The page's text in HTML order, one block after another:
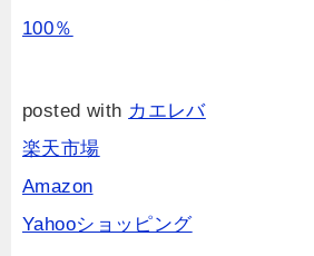
100％
posted with カエレバ
楽天市場
Amazon
Yahooショッピング